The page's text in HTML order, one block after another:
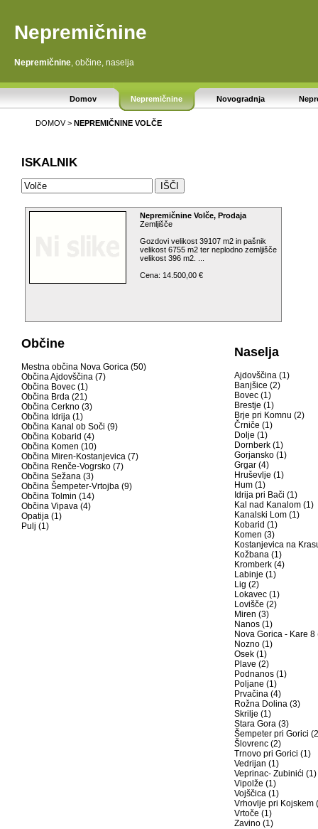
Nepremičnine
Nepremičnine , občine, naselja
Domov Nepremičnine Novogradnja
DOMOV> NEPREMIČNINE VOLČE
ISKALNIK
Nepremičnine Volče, Prodaja
Zemljišče
Gozdovi velikost 39107 m2 in pašnik
velikost 6755 m2 ter neplodno zemljišče
velikost 396 m2. ...
Cena: 14.500,00 €
Občine
Mestna občina Nova Gorica (50)
Občina Ajdovščina (7)
Občina Bovec (1)
Občina Brda (21)
Občina Cerkno (3)
Občina Idrija (1)
Občina Kanal ob Soči (9)
Občina Kobarid (4)
Občina Komen (10)
Občina Miren-Kostanjevica (7)
Občina Renče-Vogrsko (7)
Občina Sežana (3)
Občina Šempeter-Vrtojba (9)
Občina Tolmin (14)
Občina Vipava (4)
Opatija (1)
Pulj (1)
Naselja
Ajdovščina (1)
Banjšice (2)
Bovec (1)
Brestje (1)
Brje pri Komnu (2)
Črniče (1)
Dolje (1)
Dornberk (1)
Gorjansko (1)
Grgar (4)
Hruševlje (1)
Hum (1)
Idrija pri Bači (1)
Kal nad Kanalom (1)
Kanalski Lom (1)
Kobarid (1)
Komen (3)
Kostanjevica na
Kožbana (1)
Kromberk (4)
Labinje (1)
Lig (2)
Lokavec (1)
Lovišče (2)
Miren (3)
Nanos (1)
Nova Gorica - Kare 8
Nozno (1)
Osek (1)
Plave (2)
Podnanos (1)
Poljane (1)
Prvačina (4)
Rožna Dolina (3)
Skrilje (1)
Stara Gora (3)
Šempeter pri Gorici
Šlovrenc (2)
Trnovo pri Gorici (1)
Vedrijan (1)
Veprinac- Zubinići (1)
Vipolže (1)
Vojščica (1)
Vrhovlje pri Kojskem
Vrtoče (1)
Zavino (1)